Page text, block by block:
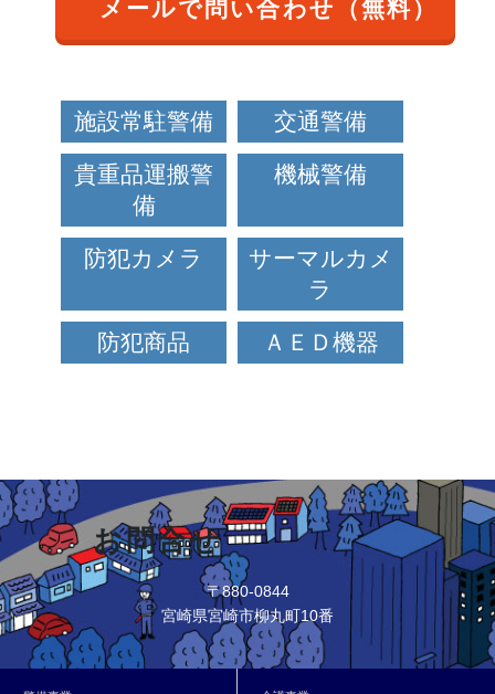
メールで問い合わせ（無料）
施設常駐警備 交通警備
貴重品運搬警
備
機械警備
防犯カメラ
サーマルカメ
ラ
防犯商品 ＡＥＤ機器
お問合せ
〒880-0844
宮崎県宮崎市柳丸町10番